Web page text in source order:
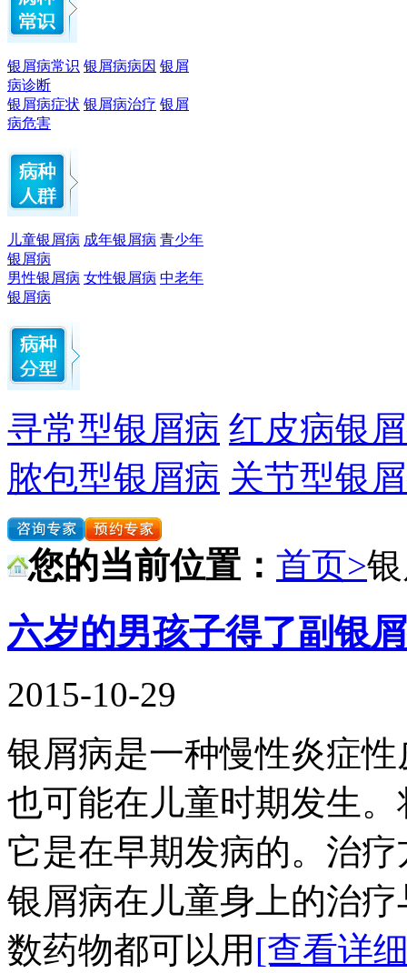
银屑病常识 银屑病病因 银屑
病诊断
银屑病症状 银屑病治疗 银屑
病危害
儿童银屑病 成年银屑病 青少年
银屑病
男性银屑病 女性银屑病 中老年
银屑病
寻常型银屑病 红皮病银
脓包型银屑病 关节型银
您的当前位置： 首页>
六岁的男孩子得了副银
2015-10-29
银屑病是一种慢性炎症
也可能在儿童时期发生
它是在早期发病的。治
银屑病在儿童身上的治
数药物都可以用 [查看详